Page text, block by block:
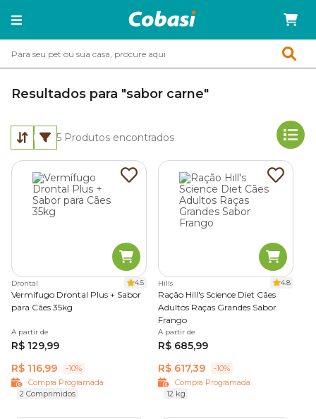
Resultados para "sabor carne"
5 Produtos encontrados
Drontal 4.5
Vermífugo Drontal Plus + Sabor
para Cães 35kg
A partir de
R$ 129,99
R$ 116,99
-10%
Compra Programada
2 Comprimidos
Hills 4.8
Ração Hill's Science Diet Cães
Adultos Raças Grandes Sabor
Frango
A partir de
R$ 685,99
R$ 617,39
-10%
Compra Programada
12 kg